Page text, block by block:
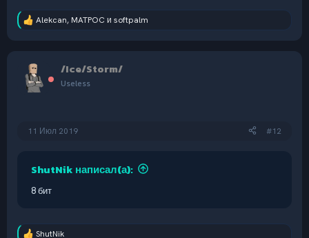
Р
и
и
Alekcan, MATPOC и softpalm
/Ice/Storm/
Useless
11 Июл 2019 #12
ShutNik написал(а):
8 бит
ShutNik